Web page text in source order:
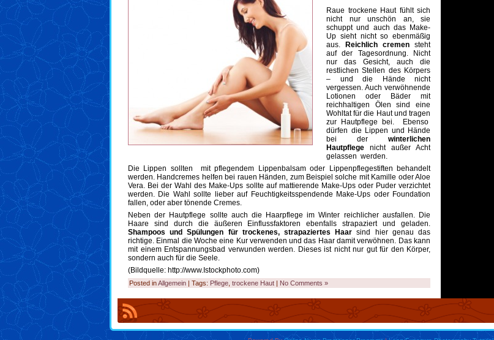
Raue trockene Haut fühlt sich
nicht nur unschön an, sie
schuppt und auch das Make-
Up sieht nicht so ebenmäßig
aus. Reichlich cremen steht
auf der Tagesordnung. Nicht
nur das Gesicht, auch die
restlichen Stellen des Körpers
– und die Hände nicht
vergessen. Auch verwöhnende
Lotionen oder Bäder mit
reichhaltigen Ölen sind eine
Wohltat für die Haut und tragen
zur Hautpflege bei. Ebenso
dürfen die Lippen und Hände
bei der winterlichen
Hautpflege nicht außer Acht
gelassen werden.
Die Lippen sollten mit pflegendem Lippenbalsam oder Lippenpflegestiften behandelt
werden. Handcremes helfen bei rauen Händen, zum Beispiel solche mit Kamille oder Aloe
Vera. Bei der Wahl des Make-Ups sollte auf mattierende Make-Ups oder Puder verzichtet
werden. Die Wahl sollte lieber auf Feuchtigkeitsspendende Make-Ups oder Foundation
fallen, oder aber tönende Cremes.
Neben der Hautpflege sollte auch die Haarpflege im Winter reichlicher ausfallen. Die
Haare sind durch die äußeren Einflussfaktoren ebenfalls strapaziert und geladen.
Shampoos und Spülungen für trockenes, strapaziertes Haar sind hier genau das
richtige. Einmal die Woche eine Kur verwenden und das Haar damit verwöhnen. Das kann
mit einem Entspannungsbad verwunden werden. Dieses ist nicht nur gut für den Körper,
sondern auch für die Seele.
(Bildquelle: http://www.Istockphoto.com)
Posted inAllgemein | Tags: Pflege trockene Haut | No Comments »